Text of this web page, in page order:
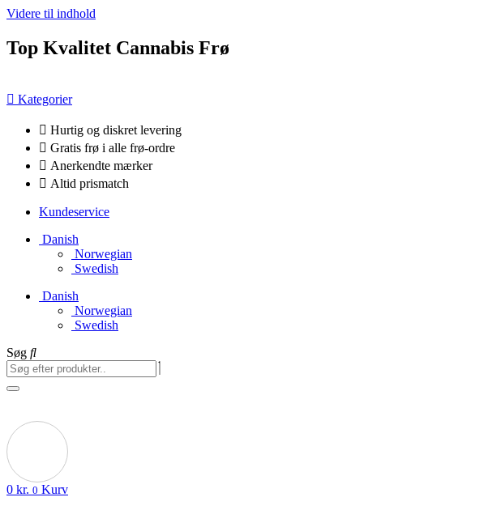
Videre til indhold
Top Kvalitet Cannabis Frø
Kategorier
Hurtig og diskret levering
Gratis frø i alle frø-ordre
Anerkendte mærker
Altid prismatch
Kundeservice
Danish
Norwegian
Swedish
Danish
Norwegian
Swedish
Søg
0 kr. 0 Kurv